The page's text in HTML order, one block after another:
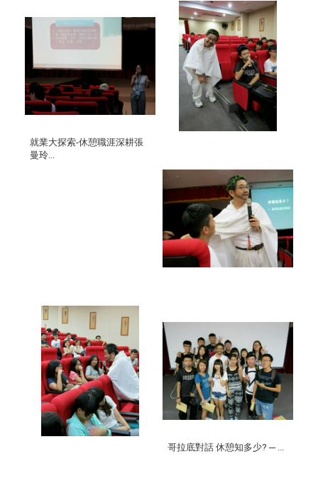
就業大探索-休憩職涯深耕張
曼玲...
哥拉底對話 休憩知多少? ─ ...